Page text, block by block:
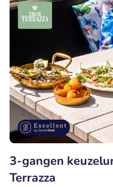
3-gangen
Terrazza